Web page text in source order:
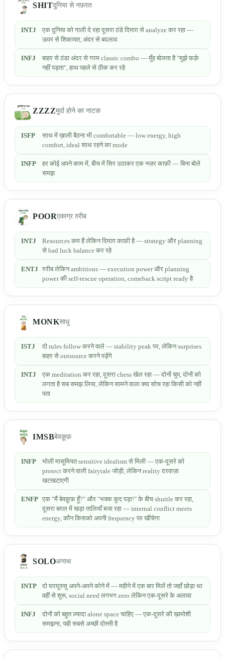
SHITदुनिया से नफ़रत
INTJ
एक दुनिया को गाली दे रहा दूसरा ठंडे दिमाग़ से analyze कर रहा —
ऊपर से शिकायत, अंदर से बदलाव
INFJ
बाहर से ठंडा अंदर से गरम classic combo — मुँह बोलता है "मुझे फ़र्क़
नहीं पड़ता", हाथ पहले से ठीक कर रहे
ZZZZमुर्दा होने का नाटक
ISFP
साथ में ख़ाली बैठना भी comfortable — low energy, high
comfort, ideal साथ रहने का mode
INFP
हर कोई अपने काम में, बीच में सिर उठाकर एक नज़र काफ़ी — बिना बोले
समझ
POORएकाग्र ग़रीब
INTJ
Resources कम हैं लेकिन दिमाग़ काफ़ी है — strategy और planning
से bad luck balance कर रहे
ENTJ ग़रीब लेकिन ambitious — execution power और planning
power की self-rescue operation, comeback script ready है
MONKसाधु
ISTJ
दो rules follow करने वाले — stability peak पर, लेकिन surprises
बाहर से outsource करने पड़ेंगे
INTJ
एक meditation कर रहा, दूसरा chess खेल रहा — दोनों चुप, दोनों को
लगता है सब समझ लिया, लेकिन सामने वाला क्या सोच रहा किसी को नहीं
पता
IMSBबेवक़ूफ़
INFP
भोली मासूमियत sensitive idealism से मिली — एक-दूसरे को
protect करने वाली fairytale जोड़ी, लेकिन reality दरवाज़ा
खटखटाएगी
ENFP एक "मैं बेवक़ूफ़ हूँ?" और "भक्क कूद पड़ा!" के बीच shuttle कर रहा,
दूसरा बग़ल में खड़ा तालियाँ बजा रहा — internal conflict meets
energy, कौन किसको अपनी frequency पर खींचेगा
SOLOअनाथ
INTP
दो घरघुस्सू अपने-अपने कोने में — महीने में एक बार मिलें तो जहाँ छोड़ा था
वहीं से शुरू, social need लगभग zero लेकिन एक-दूसरे के अलावा
INFJ
दोनों को बहुत ज़्यादा alone space चाहिए — एक-दूसरे की ख़ामोशी
समझना, यही सबसे अच्छी दोस्ती है